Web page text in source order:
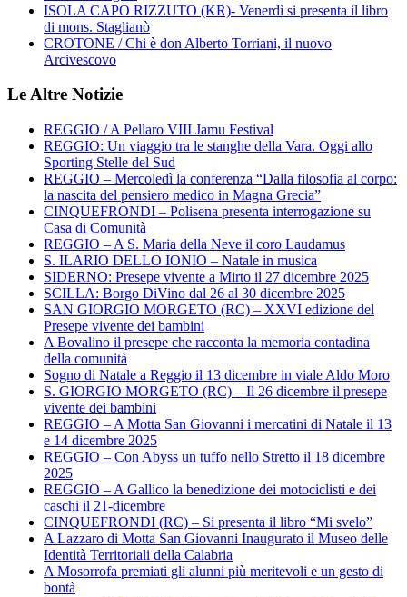
ISOLA CAPO RIZZUTO (KR)- Venerdì si presenta il libro
di mons. Staglianò
CROTONE / Chi è don Alberto Torriani, il nuovo
Arcivescovo
Le Altre Notizie
REGGIO / A Pellaro VIII Jamu Festival
REGGIO: Un viaggio tra le stanghe della Vara. Oggi allo
Sporting Stelle del Sud
REGGIO – Mercoledì la conferenza “Dalla filosofia al corpo:
la nascita del pensiero medico in Magna Grecia”
CINQUEFRONDI – Polisena presenta interrogazione su
Casa di Comunità
REGGIO – A S. Maria della Neve il coro Laudamus
S. ILARIO DELLO IONIO – Natale in musica
SIDERNO: Presepe vivente a Mirto il 27 dicembre 2025
SCILLA: Borgo DiVino dal 26 al 30 dicembre 2025
SAN GIORGIO MORGETO (RC) – XXVI edizione del
Presepe vivente dei bambini
A Bovalino il presepe che racconta la memoria contadina
della comunità
Sogno di Natale a Reggio il 13 dicembre in viale Aldo Moro
S. GIORGIO MORGETO (RC) – Il 26 dicembre il presepe
vivente dei bambini
REGGIO – A Motta San Giovanni i mercatini di Natale il 13
e 14 dicembre 2025
REGGIO – Con Abyss un tuffo nello Stretto il 18 dicembre
2025
REGGIO – A Gallico la benedizione dei motociclisti e dei
caschi il 21-dicembre
CINQUEFRONDI (RC) – Si presenta il libro “Mi svelo”
A Lazzaro di Motta San Giovanni Inaugurato il Museo delle
Identità Territoriali della Calabria
A Mosorrofa premiati gli alunni più meritevoli e un gesto di
bontà